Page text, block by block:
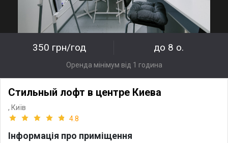
350 грн/год до 8 о.
Оренда мінімум від 1 година
Стильный лофт в центре Киева
, Київ
4.8
Інформація про приміщення